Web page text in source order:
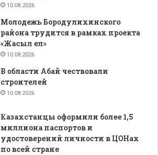
10.08.2026
Молодежь Бородулихинского
района трудится в рамках проекта
«Жасыл ел»
10.08.2026
В области Абай чествовали
строителей
10.08.2026
Казахстанцы оформили более 1,5
миллиона паспортов и
удостоверений личности в ЦОНах
по всей стране